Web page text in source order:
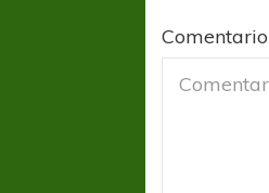
Comentario